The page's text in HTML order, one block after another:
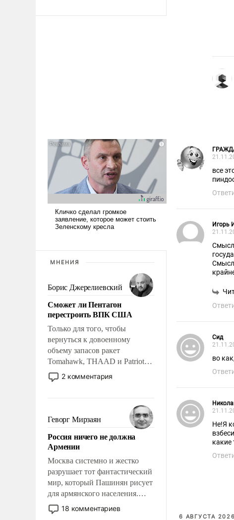
МНЕНИЯ
Борис Джерелиевский
Сможет ли Пентагон
перестроить ВПК США
Только для того, чтобы
вернуться к довоенному
объему запасов ракет
Tomahawk, THAAD и Patriot
США потребуется более трех
лет. Даже небольшая война с
Сложившаяся ситуация
означает многолетний период
уязвимости США, например,
перед Китаем.
2 комментария
Геворг Мирзаян
Россия ничего не должна
Армении
Москва системно и жестко
разрушает тот фантастический
мир, который Пашинян рисует
для армянского населения.
Мир, где политические
прожекты будут безусловно
18 комментариев
все
Игорь
Смысл
Смысл
Сид
во
Не!Я
какие
6 АВГУСТА